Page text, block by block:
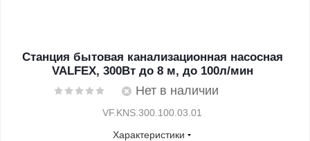
Станция бытовая канализационная насосная
VALFEX, 300Вт до 8 м, до 100л/мин
Нет в наличии
VF.KNS.300.100.03.01
Характеристики